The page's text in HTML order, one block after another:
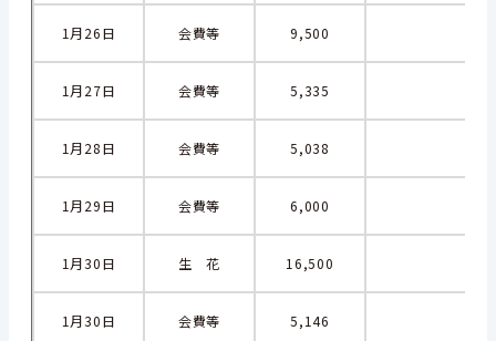
1月26日 会費等 9,500
1月27日 会費等 5,335
1月28日 会費等 5,038
1月29日 会費等 6,000
1月30日 生 花 16,500
1月30日 会費等 5,146